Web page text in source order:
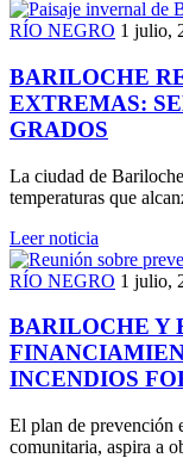
RÍO NEGRO 1 julio,
BARILOCHE
EXTREMAS:
GRADOS
La ciudad de
temperaturas que
Leer noticia
RÍO NEGRO 1 julio,
BARILOCHE Y
INCENDIOS
El plan de prevención
comunitaria, aspira a